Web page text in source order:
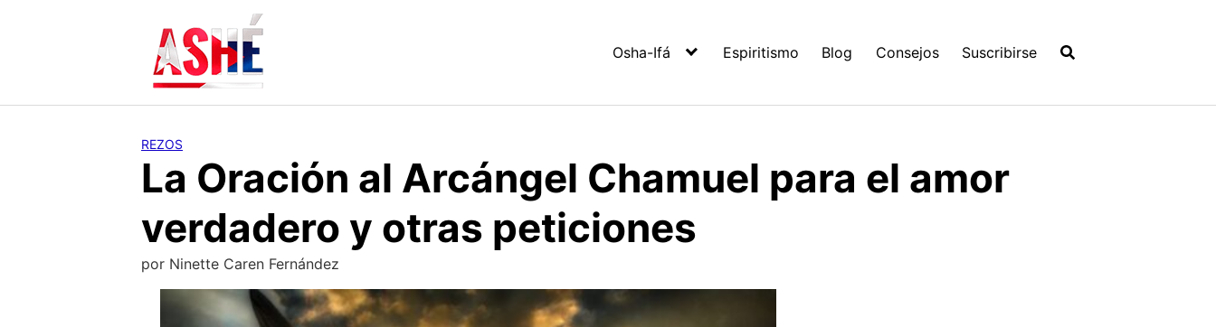
Osha-Ifá Espiritismo Blog Consejos Suscribirse
REZOS
La Oración al Arcángel Chamuel para el amor
verdadero y otras peticiones
por Ninette Caren Fernández